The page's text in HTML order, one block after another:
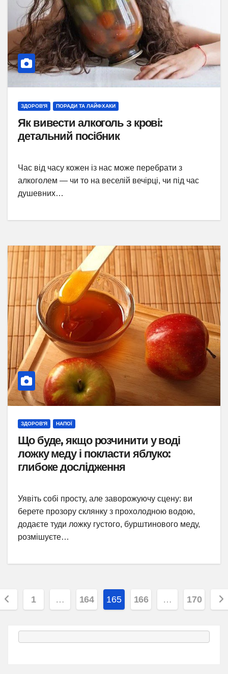
ЗДОРОВ'Я ПОРАДИ ТА ЛАЙФХАКИ
Як вивести алкоголь з крові:
детальний посібник
Час від часу кожен із нас може перебрати з
алкоголем — чи то на веселій вечірці, чи під час
душевних…
ЗДОРОВ'Я НАПОЇ
Що буде, якщо розчинити у воді
ложку меду і покласти яблуко:
глибоке дослідження
Уявіть собі просту, але заворожуючу сцену: ви
берете прозору склянку з прохолодною водою,
додаєте туди ложку густого, бурштинового меду,
розмішуєте…
1 … 164 165 166 … 170